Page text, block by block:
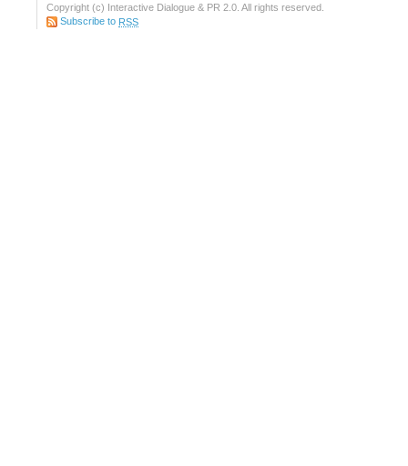
Copyright (c) Interactive Dialogue & PR 2.0. All rights reserved.
Subscribe to RSS